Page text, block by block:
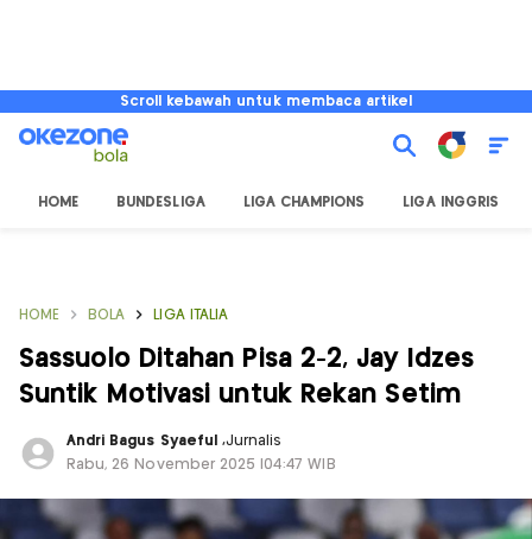
Scroll kebawah untuk membaca artikel
HOME BUNDESLIGA LIGA CHAMPIONS LIGA INGGRIS
HOME BOLA LIGA ITALIA
Sassuolo Ditahan Pisa 2-2, Jay Idzes
Suntik Motivasi untuk Rekan Setim
Andri Bagus Syaeful ,Jurnalis
Rabu, 26 November 2025 |04:47 WIB